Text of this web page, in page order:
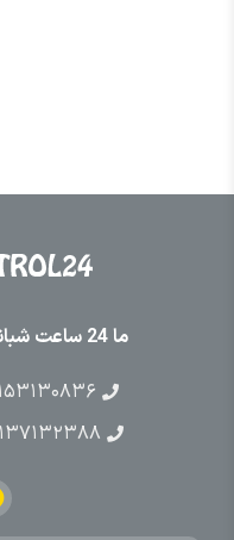
ما 24 ساعت شبانه روز در کنار شما هستیم